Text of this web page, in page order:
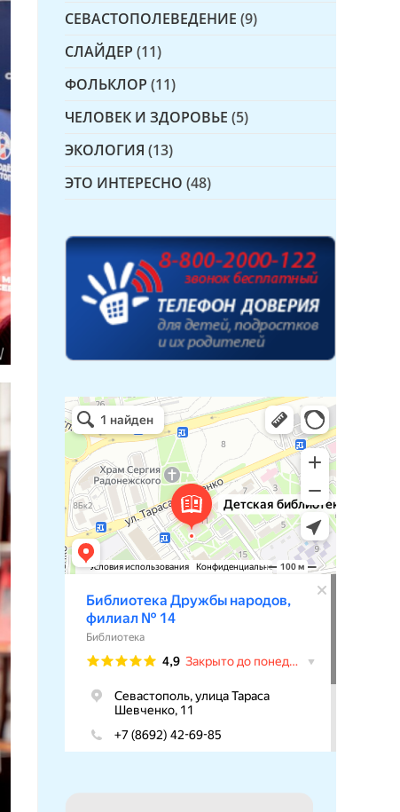
СЕВАСТОПОЛЕВЕДЕНИЕ (9)
СЛАЙДЕР (11)
ФОЛЬКЛОР (11)
ЧЕЛОВЕК И ЗДОРОВЬЕ (5)
ЭКОЛОГИЯ (13)
ЭТО ИНТЕРЕСНО (48)
Детская библиотека № 14 Дружбы народов
Библиотека в Севастополе